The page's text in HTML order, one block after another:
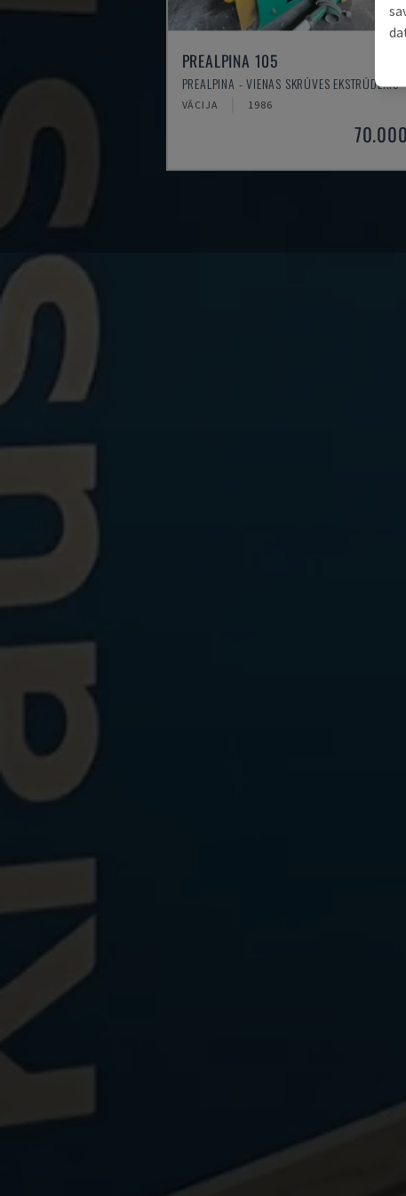
PREALPINA 105
PREALPINA - VIENAS SKRŪVES EKSTRŪDERIS
VĀCIJA 1986